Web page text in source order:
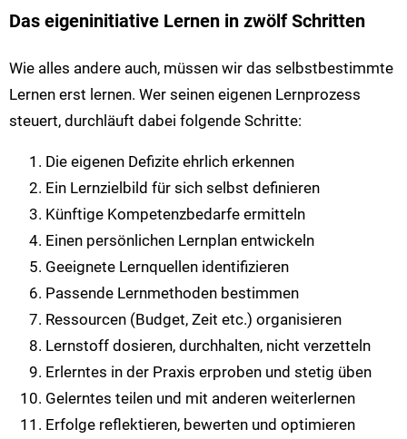
Das eigeninitiative Lernen in zwölf Schritten
Wie alles andere auch, müssen wir das selbstbestimmte
Lernen erst lernen. Wer seinen eigenen Lernprozess
steuert, durchläuft dabei folgende Schritte:
Die eigenen Defizite ehrlich erkennen
Ein Lernzielbild für sich selbst definieren
Künftige Kompetenzbedarfe ermitteln
Einen persönlichen Lernplan entwickeln
Geeignete Lernquellen identifizieren
Passende Lernmethoden bestimmen
Ressourcen (Budget, Zeit etc.) organisieren
Lernstoff dosieren, durchhalten, nicht verzetteln
Erlerntes in der Praxis erproben und stetig üben
Gelerntes teilen und mit anderen weiterlernen
Erfolge reflektieren, bewerten und optimieren